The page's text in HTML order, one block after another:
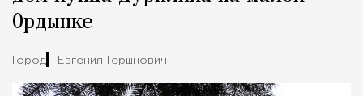
Ордынке
Город Евгения Гершкович